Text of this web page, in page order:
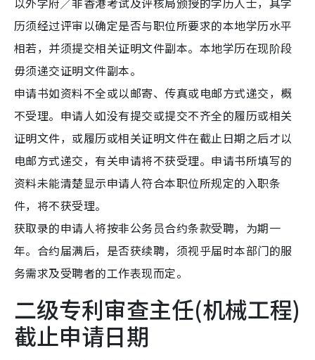
历须经过评审以确定是否与职位所要求的本地学历水平
相若，并须提交相关证明文件副本。本地学历在现阶段
毋须递交证明文件副本。
申请书如资料不全或以邮寄、传真或电邮方式递交，概
不受理。申请人如没有提交或提交不齐全的履历或相关
证明文件，或履历或相关证明文件在截止日期之后才以
电邮方式递交，有关申请将不获受理。申请书所填写的
资料未能清楚显示申请人符合本职位所规定的入职条
件，将不获受理。
获取录的申请人将按非公务员合约条款受聘，为期一
年。合约届满后，是否获续聘，须视乎届时本部门的服
务需求及受聘者的工作表现而定。
二级专利审查主任(机械工程)
截止申请日期